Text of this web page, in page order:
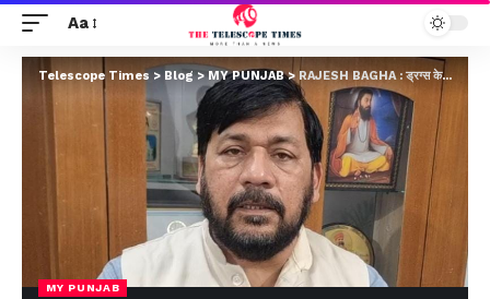
Aa
Telescope Times > Blog>MY PUNJAB>RAJESH BAGHA : ड्रग्स के खिलाफ जंग में समाज सेवी संस्थाओं को साथ लेंगे
MY PUNJAB